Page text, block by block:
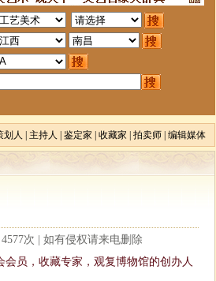
划人 主持人 鉴定家 收藏家 拍卖师| 编辑媒体
次 | 如有侵权请来电删除
员，收藏专家，观复博物馆的创办人